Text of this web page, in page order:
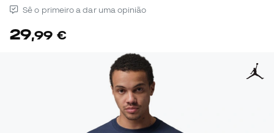
Sê o primeiro a dar uma opinião
29,99 €